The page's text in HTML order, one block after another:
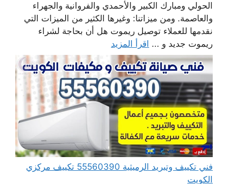
الحولي ومبارك الكبير والأحمدي والفروانية والجهراء
والعاصمة. ومن ميزاتنا: وغيرها الكثير من الميزات التي
نقدمها للعملاء توصيل ريموت هل أن بحاجة لشراء
ريموت جديد و ... اقرأ المزيد
فني تكييف وتبريد الرميثية 55560390 تكييف مركزي
الكويت